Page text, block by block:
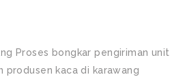
Proses bongkar pengiriman unit
produsen kaca di karawang